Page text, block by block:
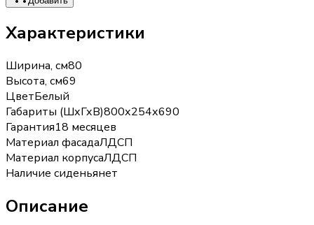
Характеристики
Ширина, см80
Высота, см69
ЦветБелый
Габариты (ШхГхВ)800х254х690
Гарантия18 месяцев
Материал фасадаЛДСП
Материал корпусаЛДСП
Наличие сиденьянет
Описание